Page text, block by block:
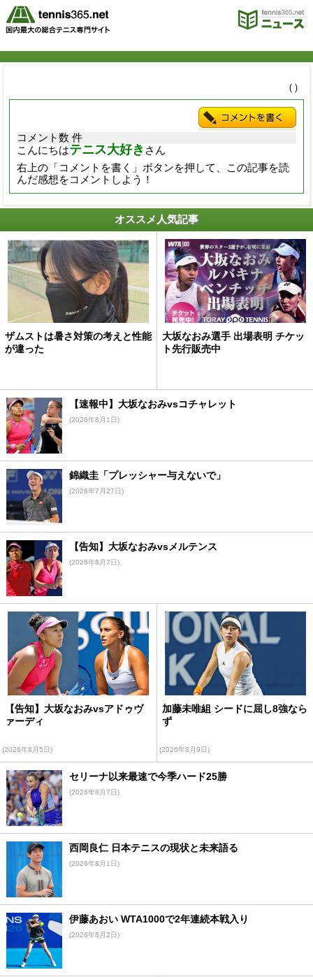
（）
コメント数 件
こんにちはテニス大好き さん
右上の「コメントを書く」ボタンを押して、この記事を読
んだ感想をコメントしよう！
オススメ人気記事
ザムストは暑さ対策の考えと性能
が違った
大坂なおみ選手 出場表明 チケッ
ト先行販売中
【速報中】大坂なおみvsコチャレット
(2026年8月1日)
錦織圭「プレッシャー与えないで」
(2026年7月27日)
【告知】大坂なおみvsメルテンス
(2026年8月7日)
【告知】大坂なおみvsアドゥヴ
ァーディ
(2026年8月5日)
加藤未唯組 シードに屈し8強なら
ず
(2026年8月9日)
セリーナ以来最速で今季ハード25勝
(2026年8月7日)
西岡良仁 日本テニスの現状と未来語る
(2026年8月1日)
伊藤あおい WTA1000で2年連続本戦入り
(2026年8月2日)